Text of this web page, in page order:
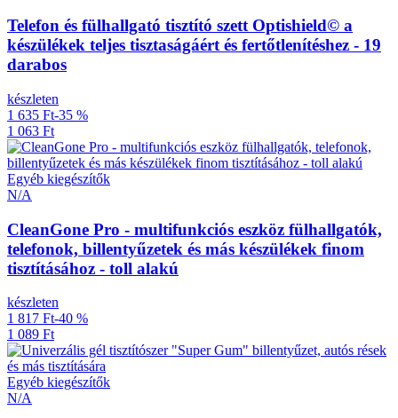
Telefon és fülhallgató tisztító szett Optishield© a
készülékek teljes tisztaságáért és fertőtlenítéshez - 19
darabos
készleten
1 635 Ft-35 %
1 063 Ft
Egyéb kiegészítők
N/A
CleanGone Pro - multifunkciós eszköz fülhallgatók,
telefonok, billentyűzetek és más készülékek finom
tisztításához - toll alakú
készleten
1 817 Ft-40 %
1 089 Ft
Egyéb kiegészítők
N/A